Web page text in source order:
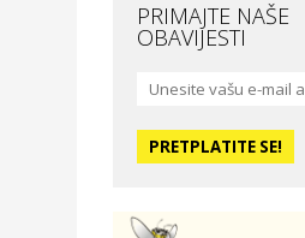
Moda i ljepota
studio – Osijek
PRIMAJTE NAŠE
OBAVIJESTI